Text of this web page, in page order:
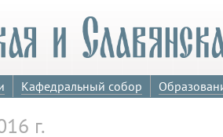
Кафедральный собор
г.